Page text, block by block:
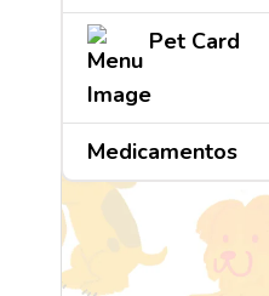
Pet Card
Medicamentos